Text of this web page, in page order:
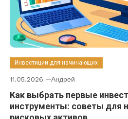
Инвестиции для начинающих
11.05.2026 Андрей
Как выбрать первые
инструменты: советы для